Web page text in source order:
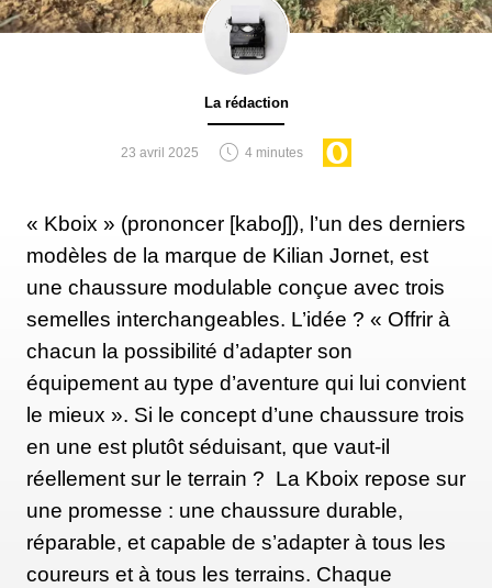
La rédaction
23 avril 2025 4 minutes
« Kboix » (prononcer [kaboʃ]), l’un des derniers
modèles de la marque de Kilian Jornet, est
une chaussure modulable conçue avec trois
semelles interchangeables. L’idée ? « Offrir à
chacun la possibilité d’adapter son
équipement au type d’aventure qui lui convient
le mieux ». Si le concept d’une chaussure trois
en une est plutôt séduisant, que vaut-il
réellement sur le terrain ? La Kboix repose sur
une promesse : une chaussure durable,
réparable, et capable de s’adapter à tous les
coureurs et à tous les terrains. Chaque